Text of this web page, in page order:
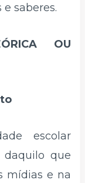
saberes.
OU
escolar
que
mídias e na